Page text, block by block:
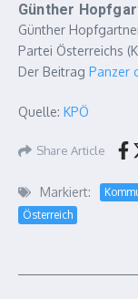
Günther
Günther
Partei Österreichs
Der Beitrag Panzer
Quelle: KPÖ
Share Article
Markiert:
Österreich